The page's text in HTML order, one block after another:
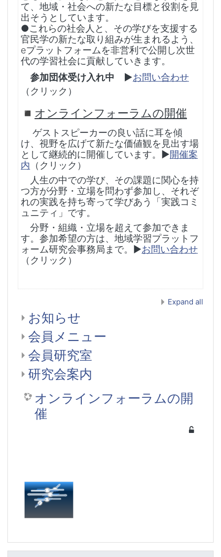
て、地域・社会への新たな目標と役割を見
出そうとしています。
●これらの社会人と、その学びを支援する
官民学の新たな取り組みが生まれるよう、
eプラットフォームを非営利で公開し次世
代の学習社会に貢献していきます。
参加団体受け入れ中 ▶︎お問い合わせ
（クリック）
◾️ オンラインフォーラムの開催
ゲストスピーカーの良い話に耳を傾
け、 視野を広げて新たな価値観を見出す場
として継続的に開催しています。▶︎開催案
内 （クリック）
人生の中での学び、その課題に関心を持
つ方が分野・立場を問わず参加し、 それぞ
れの実践を持ち寄って学びあう
「実践コミ
ュニティ」です。
分野・組織・立場を超えて参加できま
す。参加希望の方は、地域学習プラットフ
ォーム研究会事務局まで。 ▶︎お問い合わせ
（クリック）
Expand all
お知らせ
会員メニュー
会員研究室
研究会案内
オンラインフォーラムの開
催